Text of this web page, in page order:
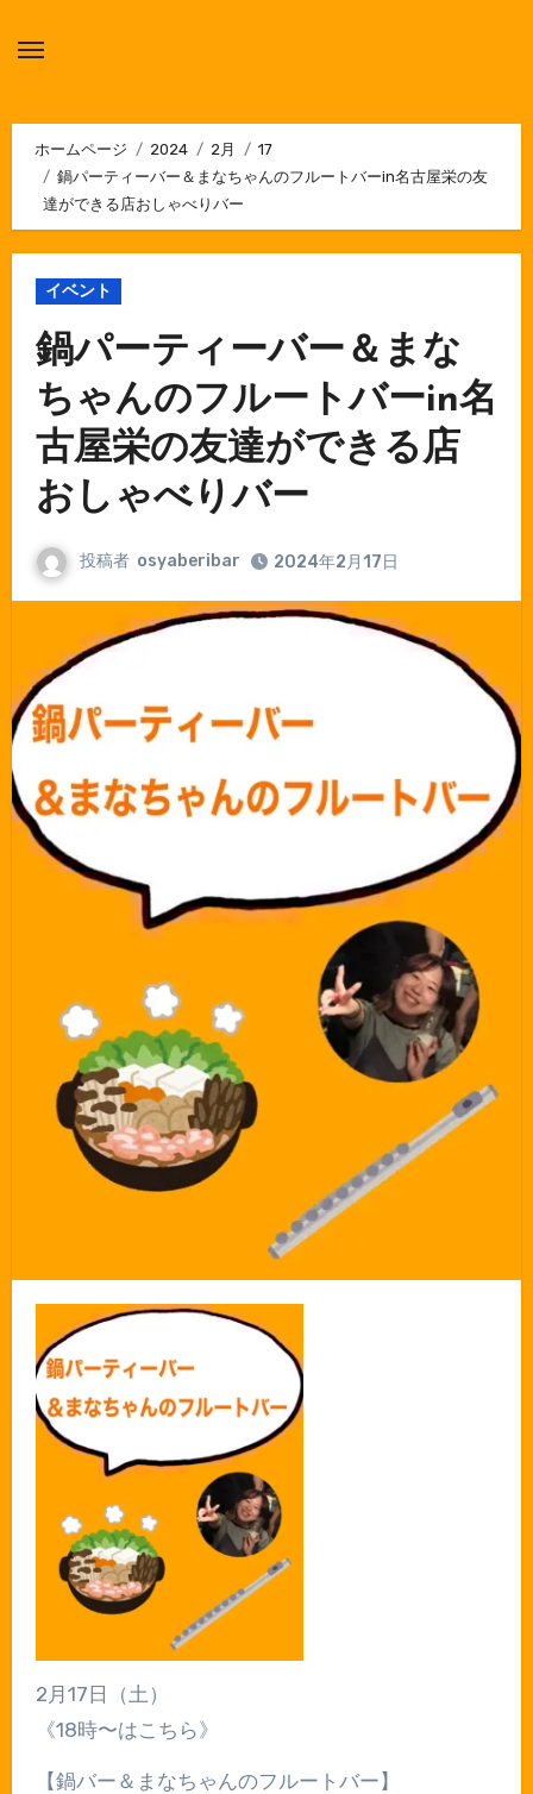
ホームページ 2024 2月
17
鍋パーティーバー＆まなちゃんのフルートバーin名古屋栄の友
達ができる店おしゃべりバー
イベント
鍋パーティーバー＆まな
ちゃんのフルートバーin名
古屋栄の友達ができる店
おしゃべりバー
投稿者 osyaberibar 2024年2月17日
2月17日（土）
《18時〜はこちら》
【鍋バー＆まなちゃんのフルートバー】